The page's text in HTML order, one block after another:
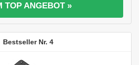
TOP ANGEBOT »
4